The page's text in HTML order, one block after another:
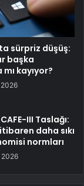
sürpriz düşüş:
başka
kayıyor?
III Taslağı:
daha sıkı
normları
2026